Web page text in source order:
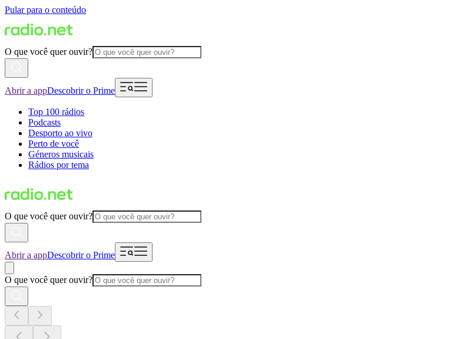
Pular para o conteúdo
O que você quer ouvir?
Abrir a appDescobrir o Prime
Top 100 rádios
Podcasts
Desporto ao vivo
Perto de você
Géneros musicais
Rádios por tema
O que você quer ouvir?
Abrir a appDescobrir o Prime
O que você quer ouvir?